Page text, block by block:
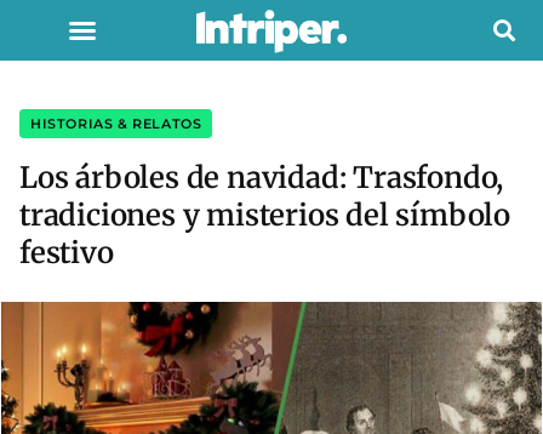
HISTORIAS & RELATOS
Los árboles de navidad: Trasfondo,
tradiciones y misterios del símbolo
festivo